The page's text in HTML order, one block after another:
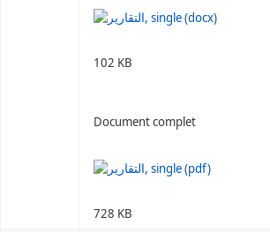
102 KB
Document complet
728 KB